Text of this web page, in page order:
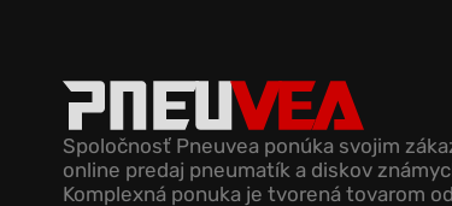
Spoločnosť Pneuvea ponúka svojim
online predaj pneumatík a diskov
Komplexná ponuka je tvorená tovarom